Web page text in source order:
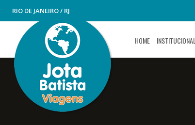
RIO DE JANEIRO / RJ
HOME INSTITUCIONAL